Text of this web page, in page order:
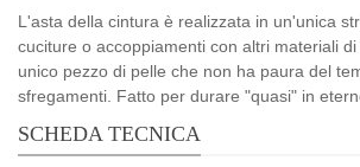
L'asta della cintura è realizzata in un'unica
cuciture o accoppiamenti con altri materiali
unico pezzo di pelle che non ha paura del
sfregamenti. Fatto per durare "quasi" in
SCHEDA TECNICA